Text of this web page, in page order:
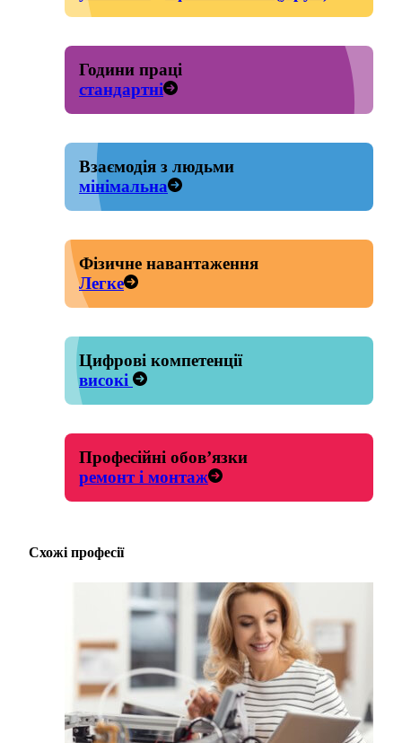
Години праці
стандартні
Взаємодія з людьми
мінімальна
Фізичне навантаження
Легке
Цифрові компетенції
високі
Професійні обов’язки
ремонт і монтаж
Схожі професії